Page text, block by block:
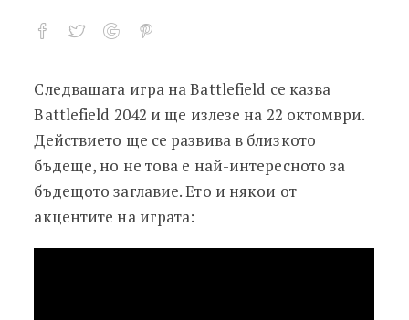
Обявиха Battlefield 2042
Следващата игра на Battlefield се казва
Battlefield 2042 и ще излезе на 22 октомври.
Действието ще се развива в близкото
бъдеще, но не това е най-интересното за
бъдещото заглавие. Ето и някои от
акцентите на играта: